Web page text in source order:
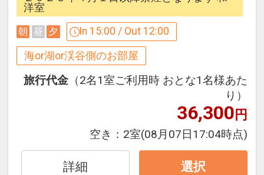
クーハンのお貸出／離乳食のご用意／ベ
ビーチェア
お子様専用食器／紙エプロン
バス・ベビーソープをご用意！
紙おむつはホテルショップでも販売され
※貸出品は、数に限りがございますの
で、予めご了承下さい。
い寝のお子様は入場料６０５円が別途か
かります。
設定期間：2026年4月1日～2027年3月
31日
インターネットコース番号：DP-1-
洋室
朝 昼 夕 In 15:00 / Out 12:00
海or湖or渓谷側のお部屋
旅行代金 （2名1室ご利用時 おとな1名様あた
り）
36,300円
空き： 2室(08月07日17:04時点)
詳細 選択